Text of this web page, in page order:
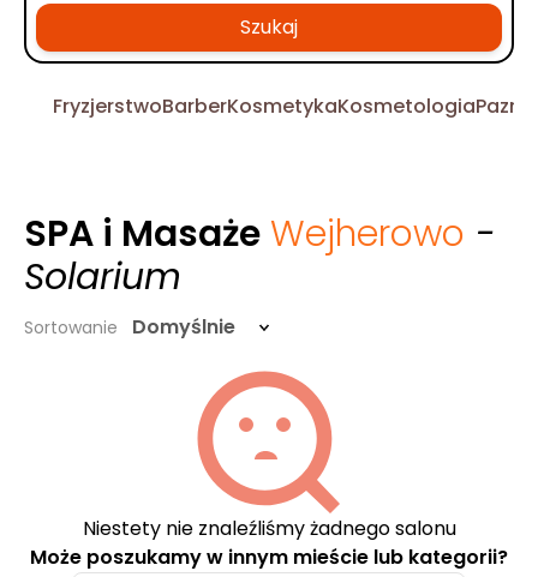
Szukaj
FryzjerstwoBarberKosmetykaKosmetologia
SPA i Masaże Wejherowo -
Solarium
Sortowanie Domyślnie
Niestety nie znaleźliśmy żadnego salonu
Może poszukamy w innym mieście lub kategorii?